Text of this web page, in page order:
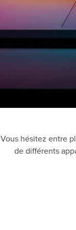
Vous hésitez entre
de différents